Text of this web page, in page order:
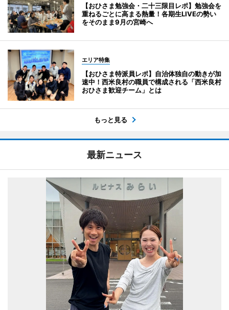
【おひさま勉強会・二十三限目レポ】勉強会を
重ねるごとに高まる熱量！各期生LIVEの勢い
をそのまま9月の宮崎へ
エリア特集
【おひさま特派員レポ】自治体独自の動きが加
速中！西米良村の職員で構成される「西米良村
おひさま歓迎チーム」とは
もっと見る
最新ニュース